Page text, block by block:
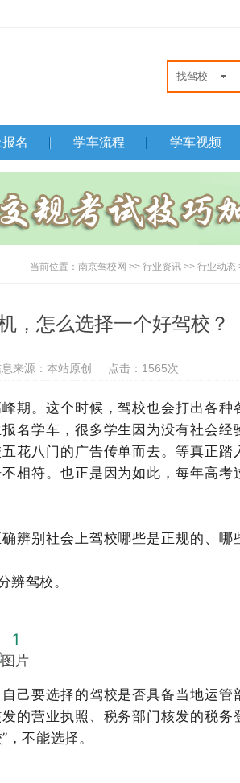
名 学车流程 学车视频
当前位置： 南京驾校网 >> 行业资讯 >> 行业动态
，怎么选择一个好驾校？
来源：本站原创 点击： 1565次
期。这个时候，驾校也会打出各种
名学车，很多学生因为没有社会经
花八门的广告传单而去。等真正踏
相符。也正是因为如此，每年高考
辨别社会上驾校哪些是正规的、哪
辨驾校。
1
己要选择的驾校是否具备当地运管
的营业执照、税务部门核发的税务
不能选择。